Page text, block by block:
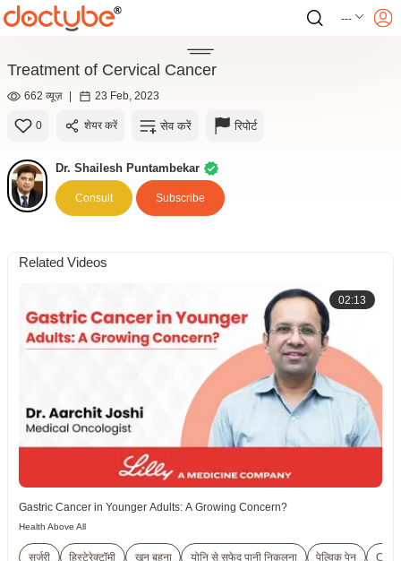
---
Treatment of Cervical Cancer
662 व्यूज़ | 23 Feb, 2023
0 शेयर करें सेव करें रिपोर्ट
Dr. Shailesh Puntambekar
Consult Subscribe
Related Videos
02:13
Gastric Cancer in Younger Adults: A Growing Concern?
Health Above All
सर्जरी हिस्टेरेक्टॉमी खून बहना योनि से सफेद पानी निकलना पेल्विक पेन